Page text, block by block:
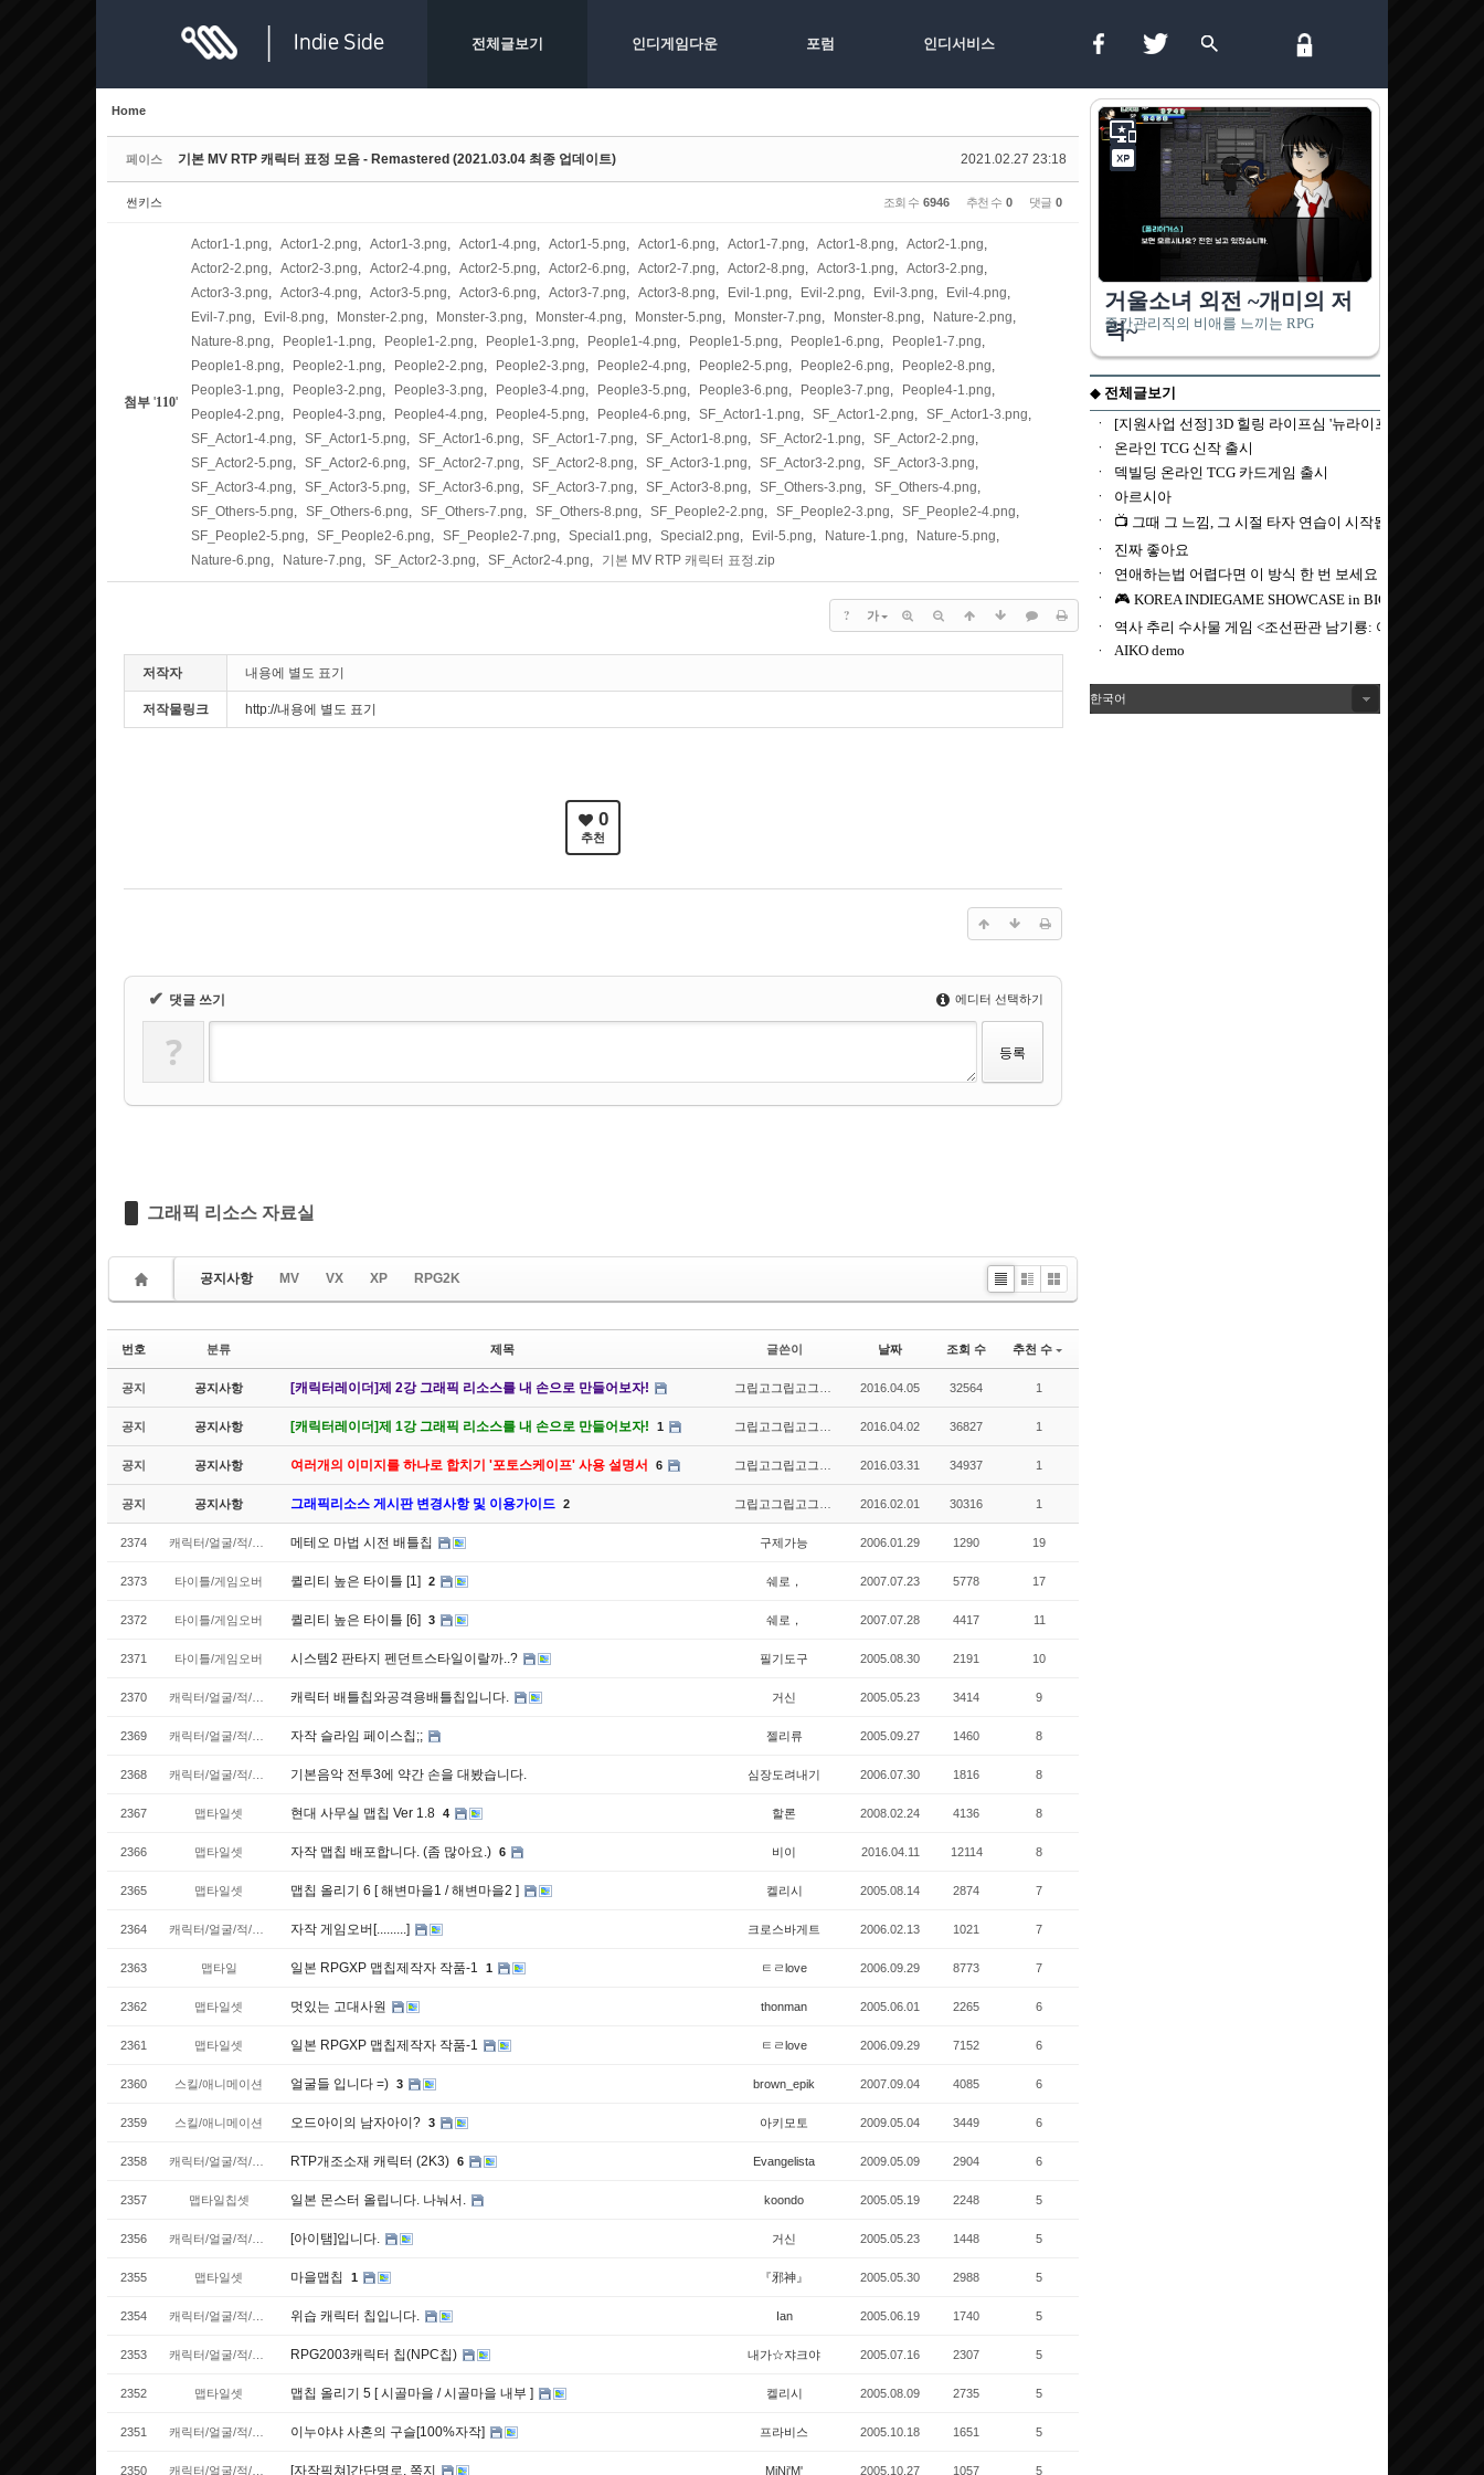
전체글보기 인디게임다운 포럼 인디서비스
한국어
Home
페이스 2021.02.27 23:18
기본 MV RTP 캐릭터 표정 모음 - Remastered (2021.03.04 최종 업데이트)
썬키스 조회 수 6946 추천 수 0 댓글 0
첨부 '110'
Actor1-1.png, Actor1-2.png, Actor1-3.png, Actor1-4.png, Actor1-5.png, Actor1-6.png, Actor1-7.png, Actor1-8.png, Actor2-1.png,
Actor2-2.png, Actor2-3.png, Actor2-4.png, Actor2-5.png, Actor2-6.png, Actor2-7.png, Actor2-8.png, Actor3-1.png, Actor3-2.png,
Actor3-3.png, Actor3-4.png, Actor3-5.png, Actor3-6.png, Actor3-7.png, Actor3-8.png, Evil-1.png, Evil-2.png, Evil-3.png, Evil-4.png,
Evil-7.png, Evil-8.png, Monster-2.png, Monster-3.png, Monster-4.png, Monster-5.png, Monster-7.png, Monster-8.png, Nature-2.png,
Nature-8.png, People1-1.png, People1-2.png, People1-3.png, People1-4.png, People1-5.png, People1-6.png, People1-7.png,
People1-8.png, People2-1.png, People2-2.png, People2-3.png, People2-4.png, People2-5.png, People2-6.png, People2-8.png,
People3-1.png, People3-2.png, People3-3.png, People3-4.png, People3-5.png, People3-6.png, People3-7.png, People4-1.png,
People4-2.png, People4-3.png, People4-4.png, People4-5.png, People4-6.png, SF_Actor1-1.png, SF_Actor1-2.png, SF_Actor1-3.png,
SF_Actor1-4.png, SF_Actor1-5.png, SF_Actor1-6.png, SF_Actor1-7.png, SF_Actor1-8.png, SF_Actor2-1.png, SF_Actor2-2.png,
SF_Actor2-5.png, SF_Actor2-6.png, SF_Actor2-7.png, SF_Actor2-8.png, SF_Actor3-1.png, SF_Actor3-2.png, SF_Actor3-3.png,
SF_Actor3-4.png, SF_Actor3-5.png, SF_Actor3-6.png, SF_Actor3-7.png, SF_Actor3-8.png, SF_Others-3.png, SF_Others-4.png,
SF_Others-5.png, SF_Others-6.png, SF_Others-7.png, SF_Others-8.png, SF_People2-2.png, SF_People2-3.png, SF_People2-4.png,
SF_People2-5.png, SF_People2-6.png, SF_People2-7.png, Special1.png, Special2.png, Evil-5.png, Nature-1.png, Nature-5.png,
Nature-6.png, Nature-7.png, SF_Actor2-3.png, SF_Actor2-4.png, 기본 MV RTP 캐릭터 표정.zip
? 가
저작자 내용에 별도 표기
저작물링크 http://내용에 별도 표기
0
추천
✔ 댓글 쓰기 에디터 선택하기
?
그래픽 리소스 자료실
공지사항 MV VX XP
RPG2K
List ZineGallery
번호 분류 제목 글쓴이 날짜 조회 수 추천 수
공지 공지사항 [캐릭터레이더]제 2강 그래픽 리소스를 내 손으로 만들어보자! 2016.04.05 32564 1
공지 공지사항 [캐릭터레이더]제 1강 그래픽 리소스를 내 손으로 만들어보자! 1 2016.04.02 36827 1
공지 공지사항 여러개의 이미지를 하나로 합치기 '포토스케이프' 사용 설명서 6 2016.03.31 34937 1
공지 공지사항 그래픽리소스 게시판 변경사항 및 이용가이드 2 2016.02.01 30316 1
2374 메테오 마법 시전 배틀칩 구제가능 2006.01.29 1290 19
2373 타이틀/게임오버 퀼리티 높은 타이틀 [1] 2 쉐로， 2007.07.23 5778 17
2372 타이틀/게임오버 퀼리티 높은 타이틀 [6] 3 쉐로， 2007.07.28 4417 11
2371 타이틀/게임오버 시스템2 판타지 펜던트스타일이랄까..? 필기도구 2005.08.30 2191 10
2370 캐릭터 배틀칩와공격용배틀칩입니다. 거신 2005.05.23 3414 9
2369 자작 슬라임 페이스칩;; 젤리류 2005.09.27 1460 8
2368 기본음악 전투3에 약간 손을 대봤습니다. 심장도려내기 2006.07.30 1816 8
2367 맵타일셋 현대 사무실 맵칩 Ver 1.8 4 할론 2008.02.24 4136 8
2366 맵타일셋 자작 맵칩 배포합니다. (좀 많아요.) 6 비이 2016.04.11 12114 8
2365 맵타일셋 맵칩 올리기 6 [ 해변마을1 / 해변마을2 ] 켈리시 2005.08.14 2874 7
2364 자작 게임오버[.........] 크로스바게트 2006.02.13 1021 7
2363 맵타일 일본 RPGXP 맵칩제작자 작품-1 1 ㅌㄹlove 2006.09.29 8773 7
2362 맵타일셋 멋있는 고대사원 thonman 2005.06.01 2265 6
2361 맵타일셋 일본 RPGXP 맵칩제작자 작품-1 ㅌㄹlove 2006.09.29 7152 6
2360 스킬/애니메이션 얼굴들 입니다 =) 3 brown_epik 2007.09.04 4085 6
2359 스킬/애니메이션 오드아이의 남자아이? 3 아키모토 2009.05.04 3449 6
2358 RTP개조소재 캐릭터 (2K3) 6 Evangelista 2009.05.09 2904 6
2357 맵타일칩셋 일본 몬스터 올립니다. 나눠서. koondo 2005.05.19 2248 5
2356 [아이탬]입니다. 거신 2005.05.23 1448 5
2355 맵타일셋 마을맵칩 1 『邪神』 2005.05.30 2988 5
2354 위습 캐릭터 칩입니다. Ian 2005.06.19 1740 5
2353 RPG2003캐릭터 칩(NPC칩) 내가☆쟈크야 2005.07.16 2307 5
2352 맵타일셋 맵칩 올리기 5 [ 시골마을 / 시골마을 내부 ] 켈리시 2005.08.09 2735 5
2351 이누야샤 사혼의 구슬[100%자작] 프라비스 2005.10.18 1651 5
2350 [자작픽쳐]간단명로, 쪽지 MiNi'M' 2005.10.27 1057 5
Sketchbook5, 스케치북5
Sketchbook5, 스케치북5
Sketchbook5, 스케치북5
Sketchbook5, 스케치북5